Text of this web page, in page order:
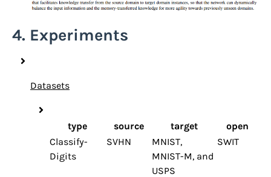
4. Experiments
Datasets
type source target
open
Classify-
Digits
SVHN
MNIST,
MNIST-M, and
USPS
SWIT